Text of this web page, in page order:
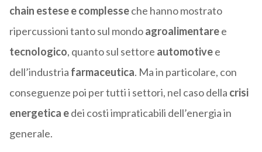
chain estese e complesseche hanno mostrato
ripercussioni tanto sul mondoagroalimentaree
tecnologico, quanto sul settore automotivee
dell’industria farmaceutica. Ma in particolare, con
conseguenze poi per tutti i settori, nel caso della crisi
energetica edei costi impraticabili dell’energia in
generale.